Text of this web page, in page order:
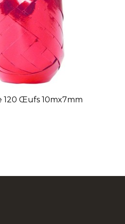
120 Œufs 10mx7mm